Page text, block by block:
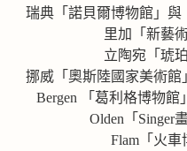
瑞典「諾貝爾博物館」與
里加「新藝
立陶宛「琥
挪威「奧斯陸國家美術館
Bergen 「葛利格博物館
Olden「Singer
Flam「火車